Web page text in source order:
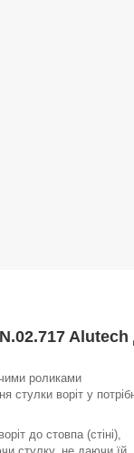
Alutech
роликами
стулки воріт у
до стовпа (стіні),